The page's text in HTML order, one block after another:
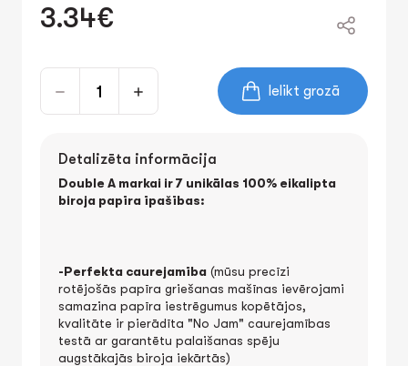
3.34€
Ielikt grozā
Detalizēta informācija
Double A markai ir 7 unikālas 100% eikalipta
biroja papīra īpašības:
-Perfekta caurejamība (mūsu precīzi
rotējošās papīra griešanas mašīnas ievērojami
samazina papīra iestrēgumus kopētājos,
kvalitāte ir pierādīta "No Jam" caurejamības
testā ar garantētu palaišanas spēju
augstākajās biroja iekārtās)